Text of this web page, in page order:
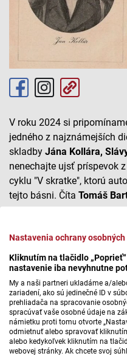
Nastavenia ochrany
Kliknutím na tlačidlo
nastavenie iba nevyhnutne
My a naši partneri ukladáme a/
zariadení, ako sú jedinečné ID v
prehliadača na spracovanie
spracúvať vaše osobné údaje na
námietku proti tomu otvorte
odmietnuť alebo spravovať
alebo kedykoľvek kliknutím na
webovej stránky. Ak chcete svoj
V roku 2024 si
jedného z najznámejších
skladby Jána Kollára,
nenechajte ujsť príspevok
cyklu "V skratke", ktorú
tejto básni. Číta Tomáš
Slávy dcéra a
národa
Máte problém s prehrávaním?